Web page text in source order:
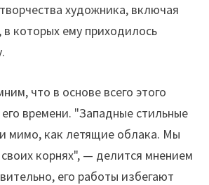
художника, включая
которых ему приходилось
что в основе всего этого
времени. "Западные стильные
мимо, как летящие облака. Мы
корнях", — делится мнением
его работы избегают